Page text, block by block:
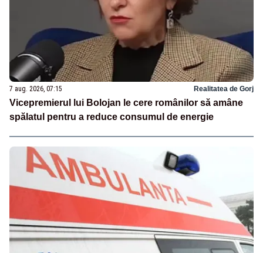
7 aug. 2026, 07:15 Realitatea de Gorj
Vicepremierul lui Bolojan le cere românilor să amâne
spălatul pentru a reduce consumul de energie